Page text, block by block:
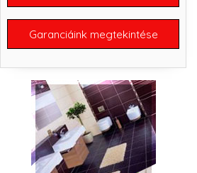
Garanciáink megtekintése